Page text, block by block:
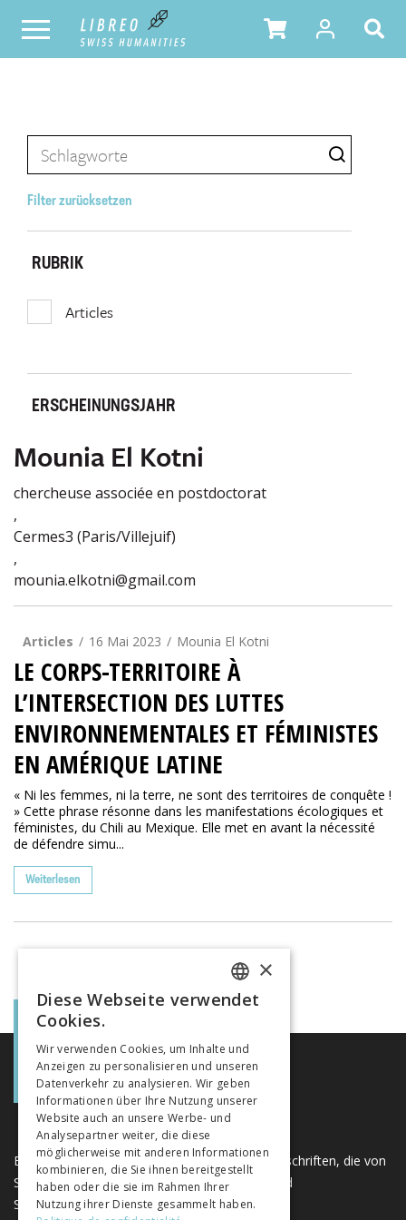
Filter zurücksetzen
RUBRIK
Articles
ERSCHEINUNGSJAHR
Mounia El Kotni
chercheuse associée en postdoctorat
,
Cermes3 (Paris/Villejuif)
,
mounia.elkotni@gmail.com
Articles 16 Mai 2023 Mounia El Kotni
LE CORPS-TERRITOIRE À
L’INTERSECTION DES LUTTES
ENVIRONNEMENTALES ET FÉMINISTES
EN AMÉRIQUE LATINE
« Ni les femmes, ni la terre, ne sont des territoires de conquête !
» Cette phrase résonne dans les manifestations écologiques et
féministes, du Chili au Mexique. Elle met en avant la nécessité
de défendre simu...
Weiterlesen
Eine einzigartige Plattform für Bücher und Zeitschriften, die von
Schweizer Verlagen im Bereich der Geistes- und
Sozialwissenschaften herausgegeben werden.
FRENCH
ITALIAN
×
Diese Webseite verwendet
Cookies.
Wir verwenden Cookies, um Inhalte und
Anzeigen zu personalisieren und unseren
Datenverkehr zu analysieren. Wir geben
Informationen über Ihre Nutzung unserer
Website auch an unsere Werbe- und
Analysepartner weiter, die diese
möglicherweise mit anderen Informationen
kombinieren, die Sie ihnen bereitgestellt
haben oder die sie im Rahmen Ihrer
Nutzung ihrer Dienste gesammelt haben.